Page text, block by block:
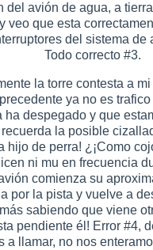
del avión de agua, a
veo que esta
del sistema de
Todo correcto #3.
la torre contesta a
ya no es
ha despegado y que
la posible
hijo de perra! ¿¡Como
ni mu en frecuencia
comienza su
por la pista y vuelve a
sabiendo que viene
pendiente él! Error #4,
a llamar, no nos